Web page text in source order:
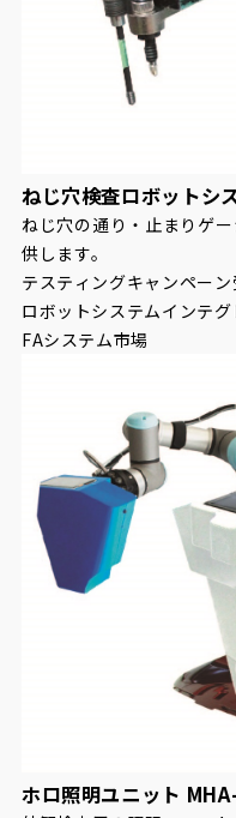
ねじ穴検査ロボットシ
ねじ穴の通り・止まりゲ
供します。
テスティングキャンペーン
ロボットシステムインテ
FAシステム市場
ホロ照明ユニット